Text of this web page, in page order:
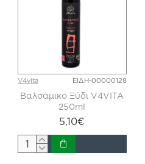
V4vita ΕΙΔΗ-00000128
Βαλσάμικο Ξύδι V4VITA
250ml
5,10€